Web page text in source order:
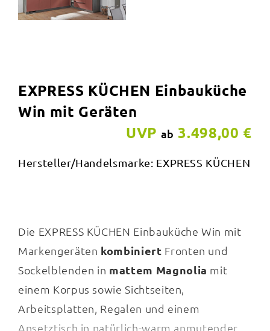
EXPRESS KÜCHEN Einbauküche
Win mit Geräten
UVP ab 3.498,00 €
Hersteller/Handelsmarke: EXPRESS KÜCHEN
Die EXPRESS KÜCHEN Einbauküche Win mit
Markengeräten kombiniert Fronten und
Sockelblenden in mattem Magnolia mit
einem Korpus sowie Sichtseiten,
Arbeitsplatten, Regalen und einem
Ansetztisch in natürlich-warm anmutender